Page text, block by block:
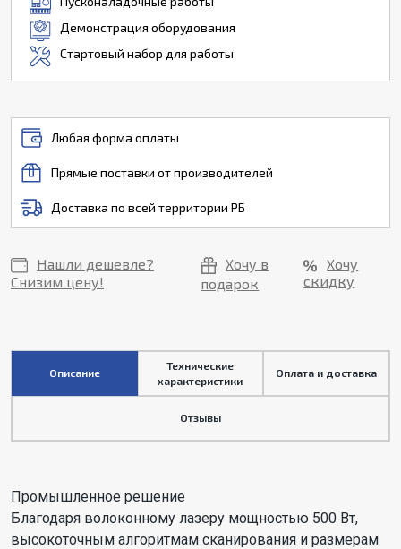
Демонстрация оборудования
Стартовый набор для работы
Любая форма оплаты
Прямые поставки от производителей
Доставка по всей территории РБ
Нашли дешевле?
Снизим цену!
Хочу в
подарок
Хочу
скидку
Описание
Технические
характеристики
Оплата и доставка
Отзывы
Промышленное решение
Благодаря волоконному лазеру мощностью 500 Вт,
высокоточным алгоритмам сканирования и размерам